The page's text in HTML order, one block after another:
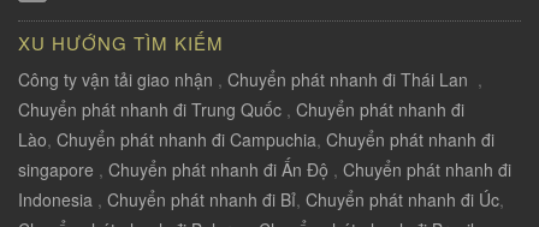
XU HƯỚNG TÌM KIẾM
Công ty vận tải giao nhận , Chuyển phát nhanh đi Thái Lan ,
Chuyển phát nhanh đi Trung Quốc , Chuyển phát nhanh đi
Lào, Chuyển phát nhanh đi Campuchia, Chuyển phát nhanh đi
singapore , Chuyển phát nhanh đi Ấn Độ , Chuyển phát nhanh đi
Indonesia , Chuyển phát nhanh đi Bỉ, Chuyển phát nhanh đi Úc,